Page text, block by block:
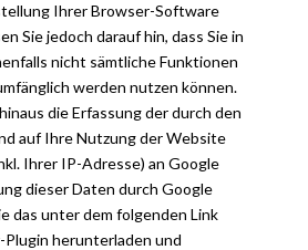
Ihrer Browser-Software
Sie jedoch darauf hin, dass Sie in
nicht sämtliche Funktionen
werden nutzen können.
die Erfassung der durch den
auf Ihre Nutzung der Website
Ihrer IP-Adresse) an Google
dieser Daten durch Google
das unter dem folgenden Link
herunterladen und